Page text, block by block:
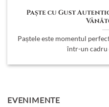
EVENIMENTE
Paște cu Gust
Paștele este momentul
într-un cadru